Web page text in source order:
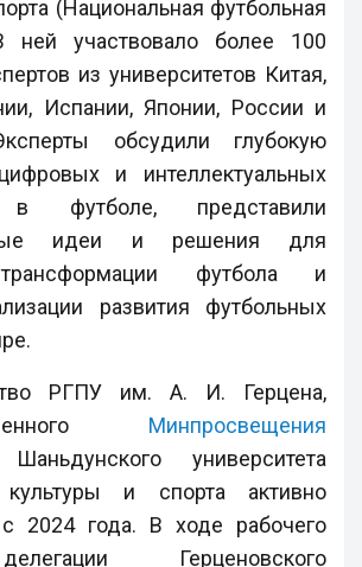
(Национальная футбольная
ней участвовало более 100
из университетов Китая,
Испании, Японии, России и
обсудили глубокую
и интеллектуальных
в футболе, представили
идеи и решения для
футбола и
развития футбольных
РГПУ им. А. И. Герцена,
Минпросвещения
университета
культуры и спорта активно
с 2024 года. В ходе рабочего
Герценовского